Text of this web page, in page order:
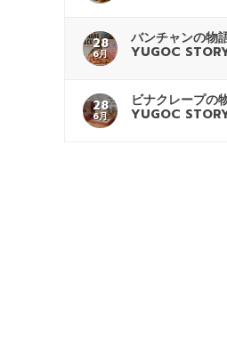
28
6月
バンチャンの物
YUGOC
28
6月
ビナクレープの
YUGOC